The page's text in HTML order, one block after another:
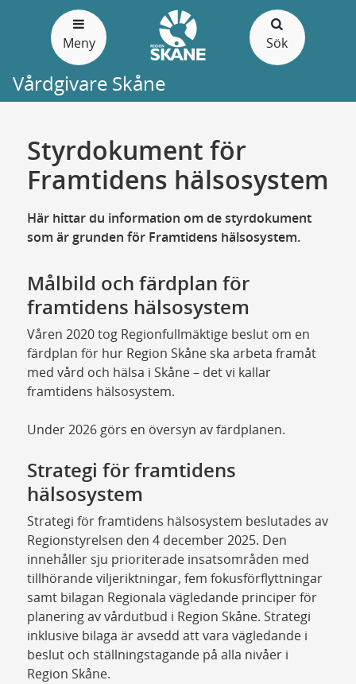
Meny Sök
Vårdgivare Skåne
Styrdokument för
Framtidens hälsosystem
Här hittar du information om de styrdokument
som är grunden för Framtidens hälsosystem.
Målbild och färdplan för
framtidens hälsosystem
Våren 2020 tog Regionfullmäktige beslut om en
färdplan för hur Region Skåne ska arbeta framåt
med vård och hälsa i Skåne – det vi kallar
framtidens hälsosystem.
Under 2026 görs en översyn av färdplanen.
Strategi för framtidens
hälsosystem
Strategi för framtidens hälsosystem beslutades av
Regionstyrelsen den 4 december 2025. Den
innehåller sju prioriterade insatsområden med
tillhörande viljeriktningar, fem fokusförflyttningar
samt bilagan Regionala vägledande principer för
planering av vårdutbud i Region Skåne. Strategi
inklusive bilaga är avsedd att vara vägledande i
beslut och ställningstagande på alla nivåer i
Region Skåne.